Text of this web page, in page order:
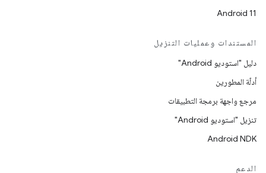
Android 11
المستندات وعمليات التنزيل
دليل "استوديو Android"
أدلّة المطورين
مرجع واجهة برمجة التطبيقات
تنزيل "استوديو Android"
Android NDK
الدعم